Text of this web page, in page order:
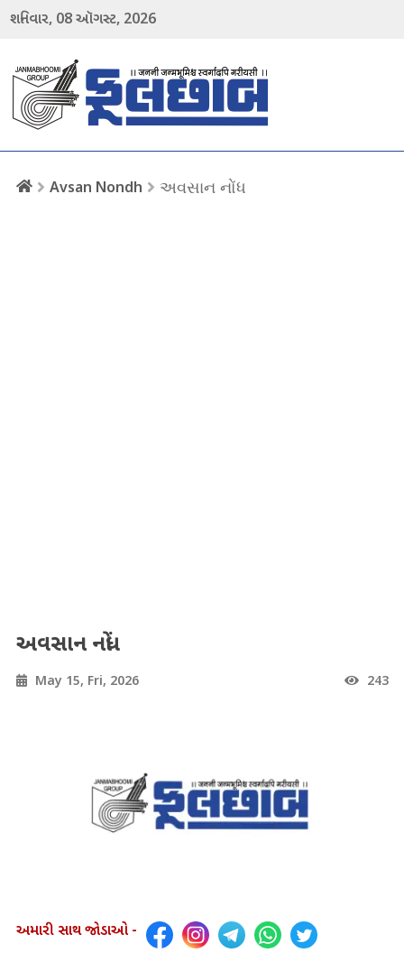
શનિવાર, 08ઑગસ્ટ, 2026
Avsan Nondh અવસાન નોંધ
અવસાન નોંધ
May 15, Fri, 2026 243
અમારી સાથ જોડાઓ -